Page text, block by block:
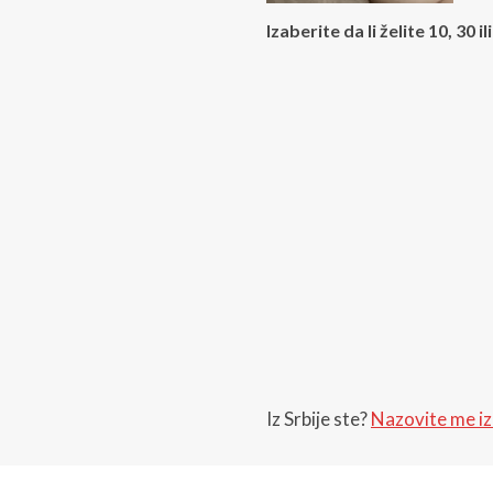
Izaberite da li želite 10, 30
Iz Srbije ste?Nazovite me